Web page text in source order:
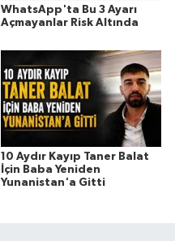
WhatsApp'ta Bu 3 Ayarı
Açmayanlar Risk Altında
10 Aydır Kayıp Taner Balat
İçin Baba Yeniden
Yunanistan'a Gitti